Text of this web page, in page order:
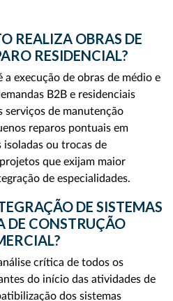
REALIZA OBRAS DE
RESIDENCIAL?
a execução de obras de médio e
B2B e residenciais
serviços de manutenção
reparos pontuais em
ou trocas de
que exijam maior
de especialidades.
DE SISTEMAS
DE CONSTRUÇÃO
crítica de todos os
do início das atividades de
dos sistemas